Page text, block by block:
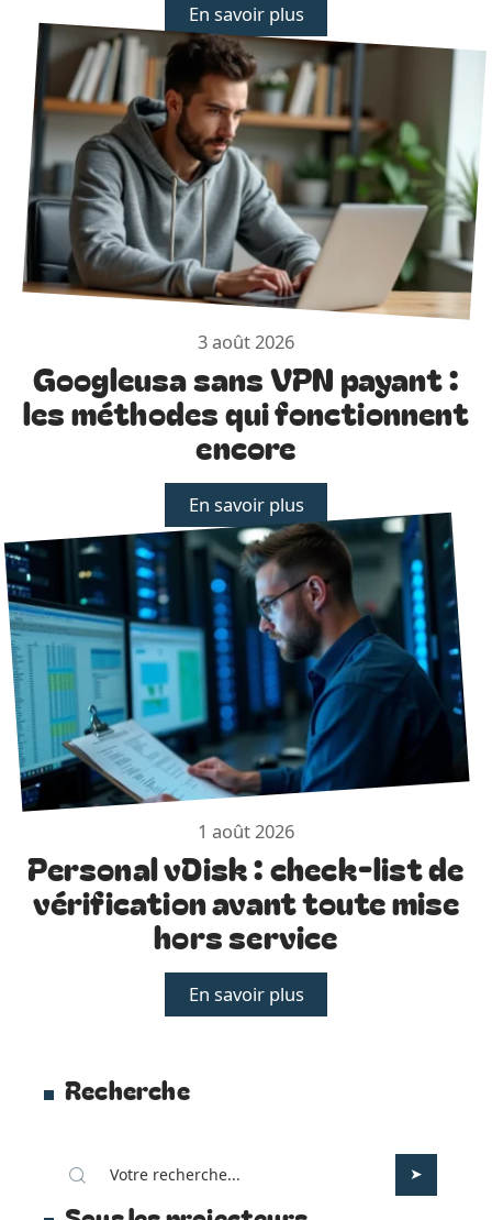
En savoir plus
3 août 2026
Googleusa sans VPN payant :
les méthodes qui fonctionnent
encore
En savoir plus
1 août 2026
Personal vDisk : check-list de
vérification avant toute mise
hors service
En savoir plus
Recherche